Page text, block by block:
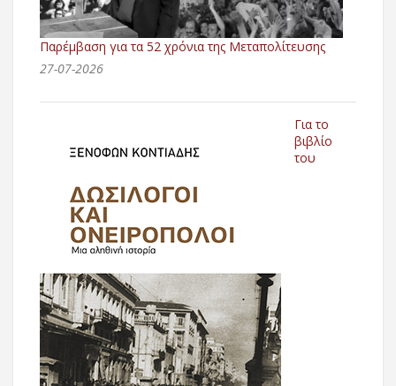
Παρέμβαση για τα 52 χρόνια της Μεταπολίτευσης
27-07-2026
Για το
βιβλίο
του